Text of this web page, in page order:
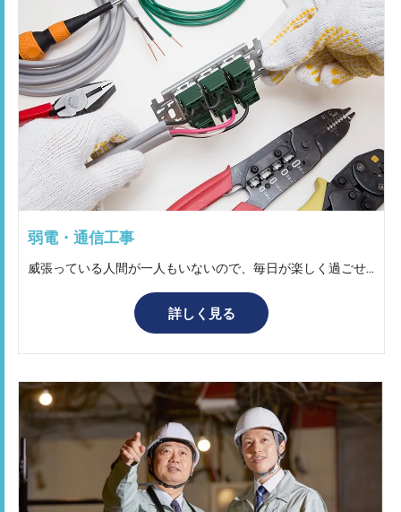
弱電・通信工事
威張っている人間が一人もいないので、毎日が楽しく過ごせる会社です！ 稼ぎたい方は、シフトをうまく組んでくれるので、希望する事を叶えるために努力してくれる会社です。 イルミネーションのなどの施工は、完成した後の達成感がありやりがいのある仕事です！ 新規事業への挑戦もチャレンジを一緒にさせてもらえるので、キャリアアップに繋がる仕事です！ 和気あいあいとしていて、居心地が良く人間関係のストレスがないので働きやすいです！
詳しく見る